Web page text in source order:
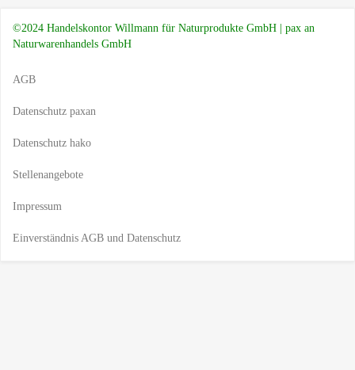
©2024 Handelskontor Willmann für Naturprodukte GmbH | pax an
Naturwarenhandels GmbH
AGB
Datenschutz paxan
Datenschutz hako
Stellenangebote
Impressum
Einverständnis AGB und Datenschutz